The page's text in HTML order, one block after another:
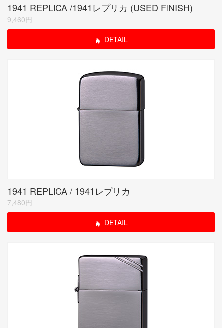
1941 REPLICA /1941レプリカ (USED FINISH)
9,460円
DETAIL
1941 REPLICA / 1941レプリカ
7,480円
DETAIL